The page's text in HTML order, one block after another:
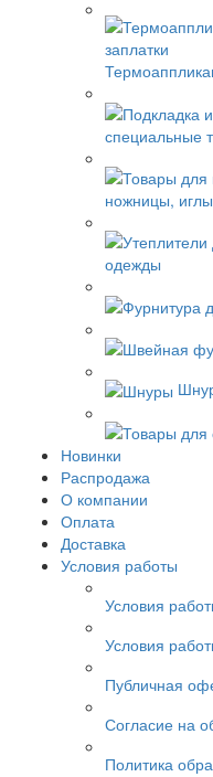
специальные
ножницы, иглы
одежды
Новинки
Распродажа
О компании
Оплата
Доставка
Условия работы
Условия
Условия
Публичная
Согласие на
Политика